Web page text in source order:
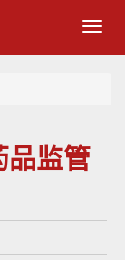
品监管